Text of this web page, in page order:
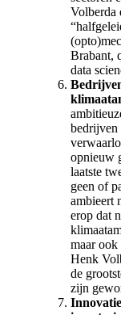
Volberda
Brabant,
data
bedrijven
opnieuw
laatste
geen of
ambieert
erop dat
maar ook
Henk
de
zijn